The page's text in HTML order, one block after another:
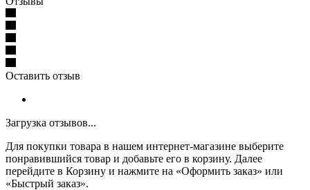
Оставить отзыв
Загрузка отзывов...
Для покупки товара в нашем интернет-магазине выберите
понравившийся товар и добавьте его в корзину. Далее
перейдите в Корзину и нажмите на «Оформить заказ» или
«Быстрый заказ».